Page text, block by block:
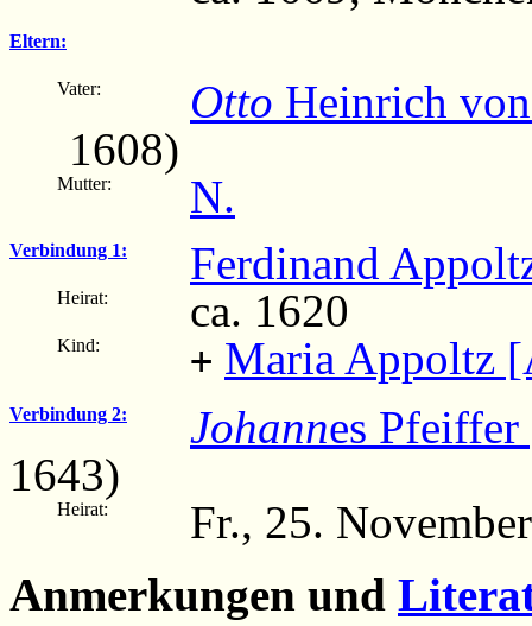
Eltern:
Vater: Otto Heinrich
1608)
Mutter: N.
Verbindung 1: Ferdinand
Heirat: ca. 1620
Kind: + Maria Appoltz
Verbindung 2: Johannes
1643)
Heirat:
Fr., 25.
Anmerkungen und